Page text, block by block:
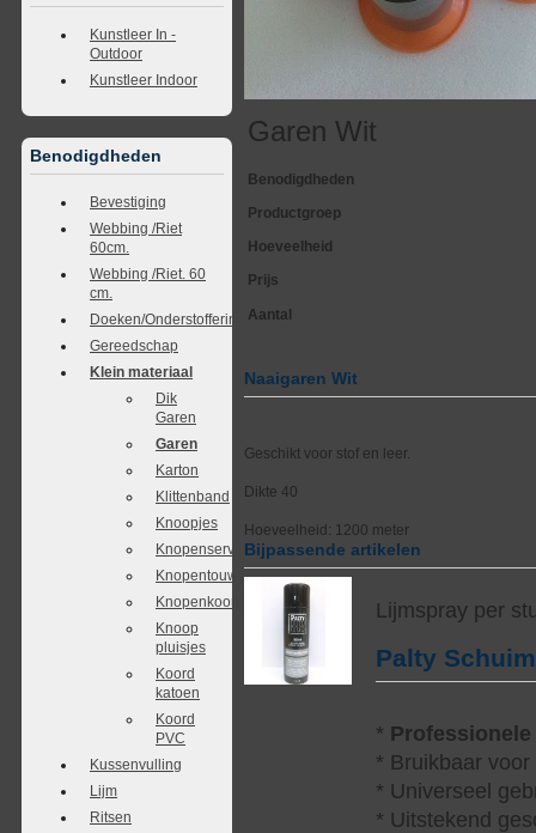
Kunstleer In -
Outdoor
Kunstleer Indoor
Benodigdheden
Bevestiging
Webbing /Riet
60cm.
Webbing /Riet. 60
cm.
Doeken/Onderstoffering
Gereedschap
Klein materiaal
Dik
Garen
Garen
Karton
Klittenband
Knoopjes
Knopenservice
Knopentouw
Knopenkoordjes
Knoop
pluisjes
Koord
katoen
Koord
PVC
Kussenvulling
Lijm
Ritsen
Garen Wit
Benodigdheden
Productgroep
Hoeveelheid
Prijs
Aantal
Naaigaren Wit
Geschikt voor stof en leer.
Dikte 40
Hoeveelheid: 1200 meter
Bijpassende artikelen
Lijmspray per
Palty
* Professionele
* Bruikbaar
* Universeel
* Uitstekend